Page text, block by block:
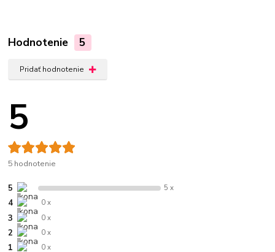
Hodnotenie 5
Pridať hodnotenie
5
5 hodnotenie
5 5 x
4 0 x
3 0 x
2 0 x
1 0 x